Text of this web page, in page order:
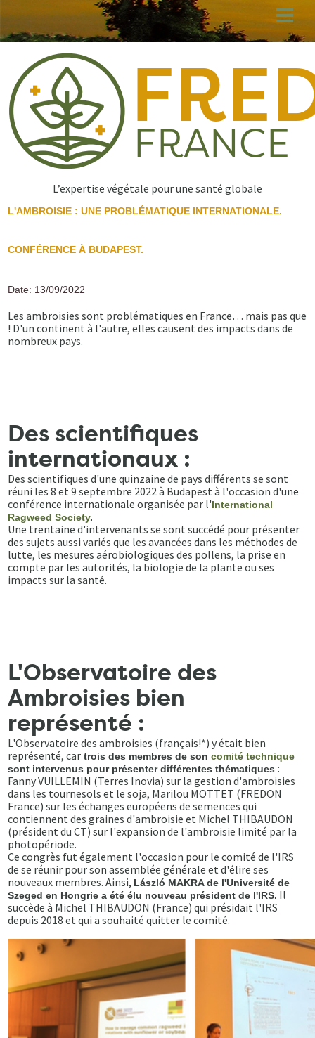
au
principal
L’expertise végétale pour une santé globale
L'AMBROISIE : UNE PROBLÉMATIQUE INTERNATIONALE.
CONFÉRENCE À BUDAPEST.
Date: 13/09/2022
Les ambroisies sont problématiques en France… mais pas que
! D'un continent à l'autre, elles causent des impacts dans de
nombreux pays.
Des scientifiques
internationaux :
Des scientifiques d'une quinzaine de pays différents se sont
réuni les 8 et 9 septembre 2022 à Budapest à l'occasion d'une
conférence internationale organisée par l'International
Ragweed Society.
Une trentaine d'intervenants se sont succédé pour présenter
des sujets aussi variés que les avancées dans les méthodes de
lutte, les mesures aérobiologiques des pollens, la prise en
compte par les autorités, la biologie de la plante ou ses
impacts sur la santé.
L'Observatoire des
Ambroisies bien
représenté :
L'Observatoire des ambroisies (français!*) y était bien
représenté, car trois des membres de soncomité technique
sont intervenus pour présenter différentes thématiques:
Fanny VUILLEMIN (Terres Inovia) sur la gestion d'ambroisies
dans les tournesols et le soja, Marilou MOTTET (FREDON
France) sur les échanges européens de semences qui
contiennent des graines d'ambroisie et Michel THIBAUDON
(président du CT) sur l'expansion de l'ambroisie limité par la
photopériode.
Ce congrès fut également l'occasion pour le comité de l'IRS
de se réunir pour son assemblée générale et d'élire ses
nouveaux membres. Ainsi, László MAKRA de l'Université de
Szeged en Hongrie a été élu nouveau président de l'IRS. Il
succède à Michel THIBAUDON (France) qui présidait l'IRS
depuis 2018 et qui a souhaité quitter le comité.